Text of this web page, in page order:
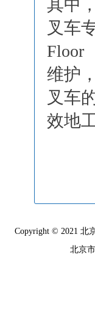
其中
叉车
Floor
维护
叉车
效地
Copyright © 2021
北京